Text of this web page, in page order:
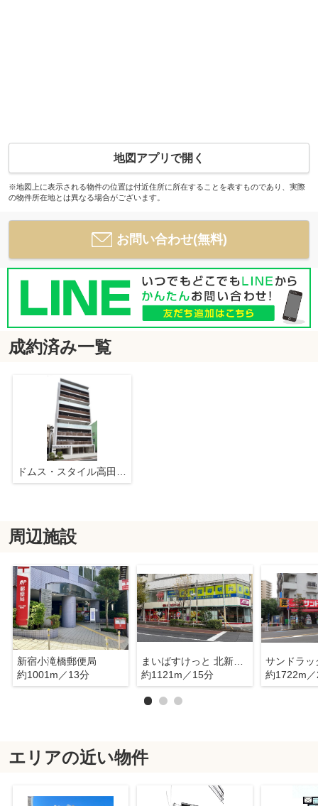
地図アプリで開く
※地図上に表示される物件の位置は付近住所に所在することを表すものであり、実際
の物件所在地とは異なる場合がございます。
お問い合わせ(無料)
成約済み一覧
周辺施設
新宿小滝橋郵便局
約1001m／13分
まいばすけっと 北新宿4丁目店
約1121m／15分
サンドラッ
約1722m
エリアの近い物件